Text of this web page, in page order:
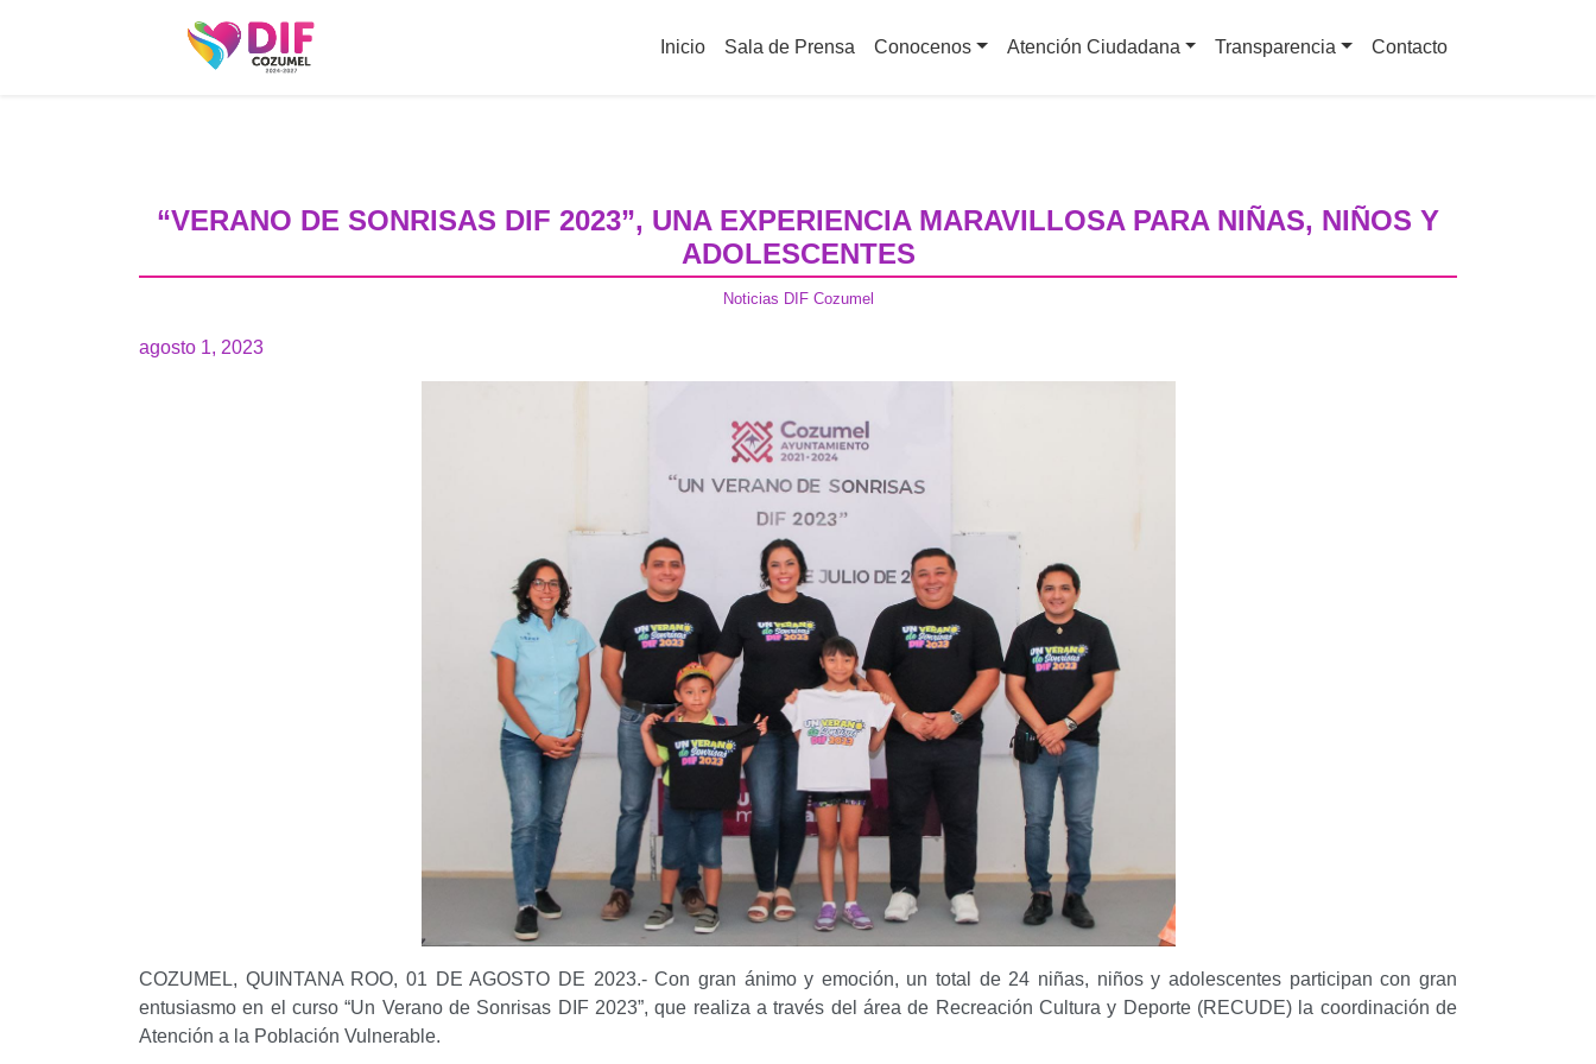
Inicio Sala de Prensa Conocenos Atención Ciudadana Transparencia Contacto
“VERANO DE SONRISAS DIF 2023”, UNA EXPERIENCIA MARAVILLOSA PARA NIÑAS, NIÑOS Y
ADOLESCENTES
Noticias DIF Cozumel
agosto 1, 2023
COZUMEL, QUINTANA ROO, 01 DE AGOSTO DE 2023.- Con gran ánimo y emoción, un total de 24 niñas, niños y adolescentes participan con gran entusiasmo en
el curso “Un Verano de Sonrisas DIF 2023”, que realiza a través del área de Recreación Cultura y Deporte (RECUDE) la coordinación de Atención a la Población
Vulnerable.